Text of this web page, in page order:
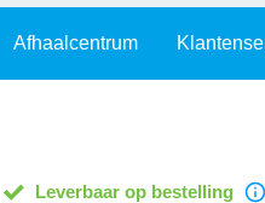
Afhaalcentrum
Leverbaar op bestelling